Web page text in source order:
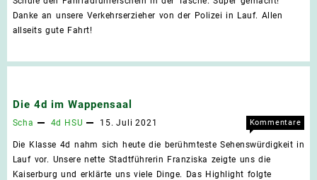
Danke an unsere Verkehrserzieher von der Polizei in Lauf. Allen
allseits gute Fahrt!
Die 4d im Wappensaal
Scha 4d HSU 15. Juli 2021
Kommentare
Die
Die Klasse 4d nahm sich heute die berühmteste Sehenswürdigkeit in
Lauf vor. Unsere nette Stadtführerin Franziska zeigte uns die
Kaiserburg und erklärte uns viele Dinge. Das Highlight folgte